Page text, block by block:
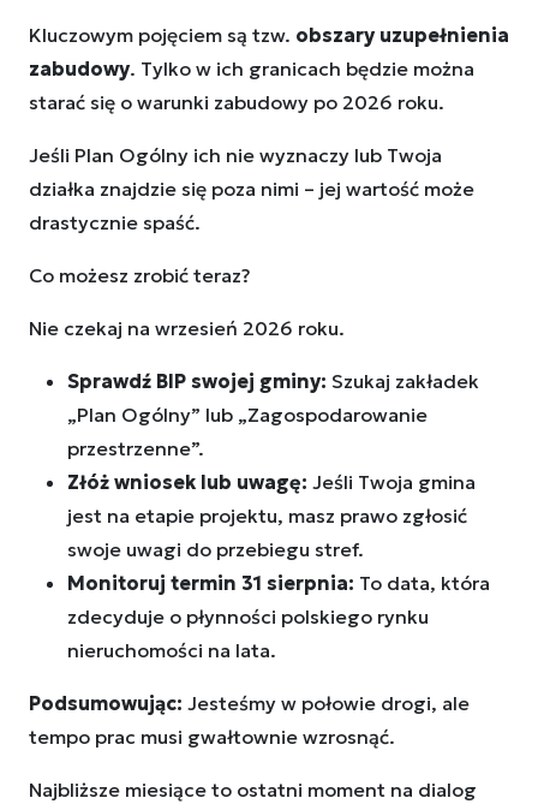
Kluczowym pojęciem są tzw. obszary uzupełnienia
zabudowy. Tylko w ich granicach będzie można
starać się o warunki zabudowy po 2026 roku.
Jeśli Plan Ogólny ich nie wyznaczy lub Twoja
działka znajdzie się poza nimi – jej wartość może
drastycznie spaść.
Co możesz zrobić teraz?
Nie czekaj na wrzesień 2026 roku.
Sprawdź BIP swojej gminy: Szukaj zakładek
„Plan Ogólny” lub „Zagospodarowanie
przestrzenne”.
Złóż wniosek lub uwagę: Jeśli Twoja gmina
jest na etapie projektu, masz prawo zgłosić
swoje uwagi do przebiegu stref.
Monitoruj termin 31 sierpnia: To data, która
zdecyduje o płynności polskiego rynku
nieruchomości na lata.
Podsumowując: Jesteśmy w połowie drogi, ale
tempo prac musi gwałtownie wzrosnąć.
Najbliższe miesiące to ostatni moment na dialog